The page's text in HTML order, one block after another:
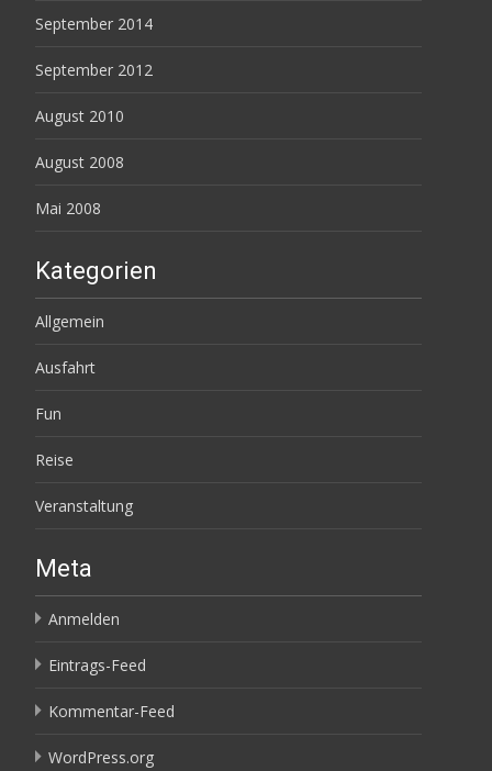
September 2014
September 2012
August 2010
August 2008
Mai 2008
Kategorien
Allgemein
Ausfahrt
Fun
Reise
Veranstaltung
Meta
Anmelden
Eintrags-Feed
Kommentar-Feed
WordPress.org